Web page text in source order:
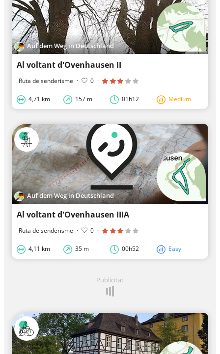
Auf dem Weg in Deutschland
Al voltant d'Ovenhausen II
Ruta de senderisme · 0 ·
4,71 km 157 m 01h12 Medium
Auf dem Weg in Deutschland
Al voltant d'Ovenhausen IIIA
Ruta de senderisme · 0 ·
4,11 km 35 m 00h52 Easy
Publicitat